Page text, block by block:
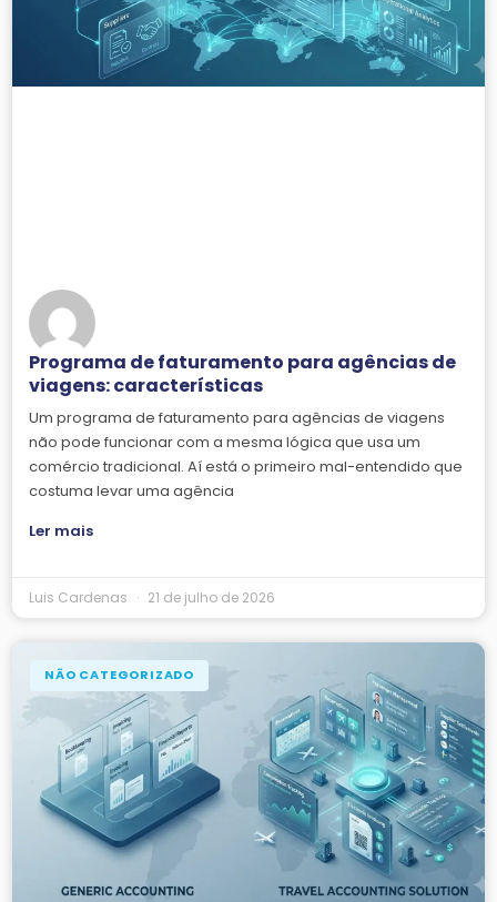
Programa de faturamento para agências de
viagens: características
Um programa de faturamento para agências de viagens
não pode funcionar com a mesma lógica que usa um
comércio tradicional. Aí está o primeiro mal-entendido que
costuma levar uma agência
Ler mais
Luis Cardenas 21 de julho de 2026
NÃO CATEGORIZADO